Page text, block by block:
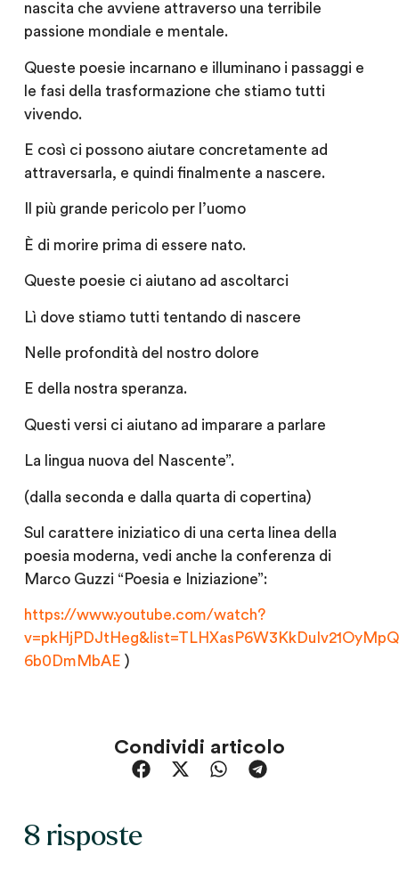
nascita che avviene attraverso una terribile
passione mondiale e mentale.
Queste poesie incarnano e illuminano i passaggi e
le fasi della trasformazione che stiamo tutti
vivendo.
E così ci possono aiutare concretamente ad
attraversarla, e quindi finalmente a nascere.
Il più grande pericolo per l’uomo
È di morire prima di essere nato.
Queste poesie ci aiutano ad ascoltarci
Lì dove stiamo tutti tentando di nascere
Nelle profondità del nostro dolore
E della nostra speranza.
Questi versi ci aiutano ad imparare a parlare
La lingua nuova del Nascente”.
(dalla seconda e dalla quarta di copertina)
Sul carattere iniziatico di una certa linea della
poesia moderna, vedi anche la conferenza di
Marco Guzzi “Poesia e Iniziazione”:
https://www.youtube.com/watch?
6b0DmMbAE )
Condividi articolo
8 risposte